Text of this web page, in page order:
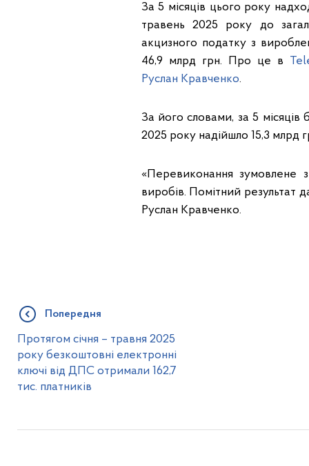
За 5 місяців цього року
травень 2025 року до
акцизного податку з
46,9 млрд грн. Про це в
Руслан Кравченко.
За його словами, за 5
2025 року надійшло 15,3 млрд
«Перевиконання зумовлене
виробів. Помітний результат
Руслан Кравченко.
Попередня
Протягом січня – травня 2025
року безкоштовні електронні
ключі від ДПС отримали 162,7
тис. платників